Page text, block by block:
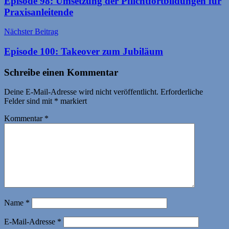
Praxisanleitende
Nächster Beitrag
Episode 100: Takeover zum Jubiläum
Schreibe einen Kommentar
Deine E-Mail-Adresse wird nicht veröffentlicht. Erforderliche
Felder sind mit * markiert
Kommentar *
Name *
E-Mail-Adresse *